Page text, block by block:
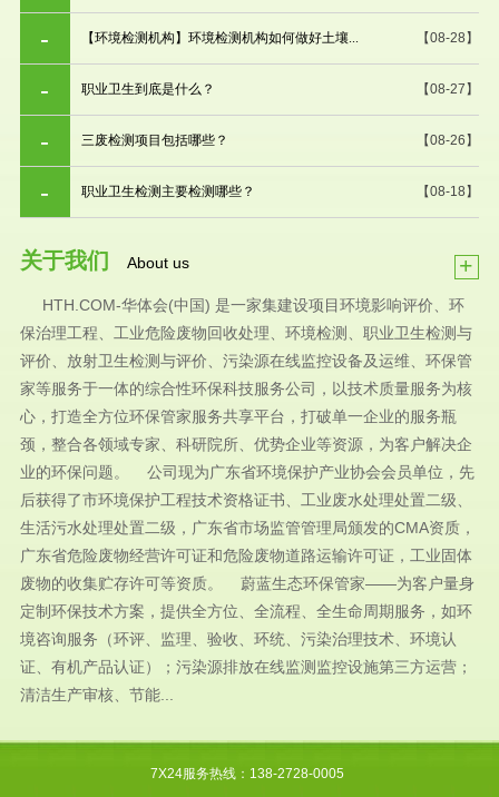
【08-28】
【环境检测机构】环境检测机构如何做好土壤...
【08-27】
职业卫生到底是什么？
【08-26】
三废检测项目包括哪些？
【08-18】
职业卫生检测主要检测哪些？
关于我们 About us +
HTH.COM-华体会(中国) 是一家集建设项目环境影响评价、环
保治理工程、工业危险废物回收处理、环境检测、职业卫生检测与
评价、放射卫生检测与评价、污染源在线监控设备及运维、环保管
家等服务于一体的综合性环保科技服务公司，以技术质量服务为核
心，打造全方位环保管家服务共享平台，打破单一企业的服务瓶
颈，整合各领域专家、科研院所、优势企业等资源，为客户解决企
业的环保问题。 公司现为广东省环境保护产业协会会员单位，先
后获得了市环境保护工程技术资格证书、工业废水处理处置二级、
生活污水处理处置二级，广东省市场监管管理局颁发的CMA资质，
广东省危险废物经营许可证和危险废物道路运输许可证，工业固体
废物的收集贮存许可等资质。 蔚蓝生态环保管家——为客户量身
定制环保技术方案，提供全方位、全流程、全生命周期服务，如环
境咨询服务（环评、监理、验收、环统、污染治理技术、环境认
证、有机产品认证）；污染源排放在线监测监控设施第三方运营；
清洁生产审核、节能...
7X24服务热线：138-2728-0005